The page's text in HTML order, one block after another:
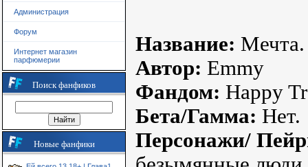
Администрация
Форум
Интернет магазин
парфюмерии
Поиск фанфиков
Новые фанфики
Название: Мечта.
Автор: Emmy
Фандом: Happy
Бета/Гамма: Нет.
Персонажи/